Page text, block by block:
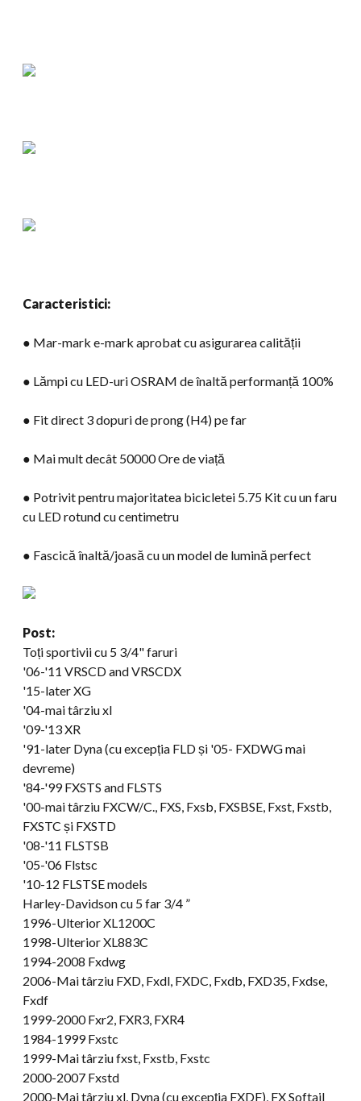
Caracteristici:
● Mar-mark e-mark aprobat cu asigurarea calității
● Lămpi cu LED-uri OSRAM de înaltă performanță 100%
● Fit direct 3 dopuri de prong (H4) pe far
● Mai mult decât 50000 Ore de viață
● Potrivit pentru majoritatea bicicletei 5.75 Kit cu un faru
cu LED rotund cu centimetru
● Fascică înaltă/joasă cu un model de lumină perfect
Post:
Toți sportivii cu 5 3/4" faruri
'06-'11 VRSCD and VRSCDX
'15-later XG
'04-mai târziu xl
'09-'13 XR
'91-later Dyna(cu excepția FLD și '05- FXDWG mai
devreme)
'84-'99 FXSTS and FLSTS
'00-mai târziu FXCW/C., FXS, Fxsb, FXSBSE, Fxst, Fxstb,
FXSTC și FXSTD
'08-'11 FLSTSB
'05-'06 Flstsc
'10-12 FLSTSE models
Harley-Davidson cu 5 far 3/4 ”
1996-Ulterior XL1200C
1998-Ulterior XL883C
1994-2008 Fxdwg
2006-Mai târziu FXD, Fxdl, FXDC, Fxdb, FXD35, Fxdse,
Fxdf
1999-2000 Fxr2, FXR3, FXR4
1984-1999 Fxstc
1999-Mai târziu fxst, Fxstb, Fxstc
2000-2007 Fxstd
2000-Mai târziu xl, Dyna (cu excepția FXDF), FX Softail